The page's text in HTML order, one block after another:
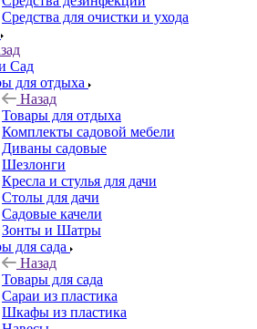
Средства для очистки и ухода
Сад
для отдыха
Назад
Товары для отдыха
Комплекты садовой мебели
Диваны садовые
Шезлонги
Кресла и стулья для дачи
Столы для дачи
Садовые качели
Зонты и Шатры
для сада
Назад
Товары для сада
Сараи из пластика
Шкафы из пластика